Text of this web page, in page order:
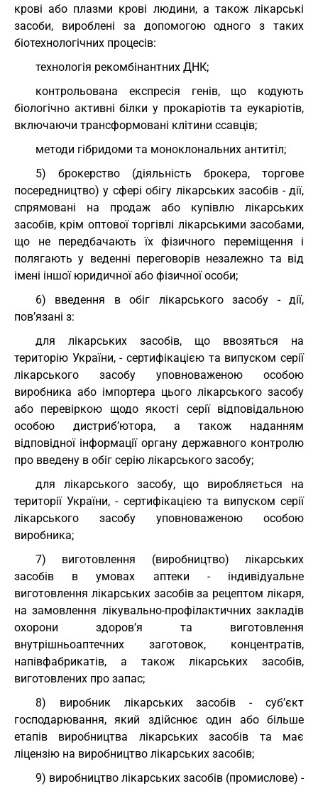
крові або плазми крові людини, а також лікарські
засоби, вироблені за допомогою одного з таких
біотехнологічних процесів:
технологія рекомбінантних ДНК;
контрольована експресія генів, що кодують
біологічно активні білки у прокаріотів та еукаріотів,
включаючи трансформовані клітини ссавців;
методи гібридоми та моноклональних антитіл;
5) брокерство (діяльність брокера, торгове
посередництво) у сфері обігу лікарських засобів - дії,
спрямовані на продаж або купівлю лікарських
засобів, крім оптової торгівлі лікарськими засобами,
що не передбачають їх фізичного переміщення і
полягають у веденні переговорів незалежно та від
імені іншої юридичної або фізичної особи;
6) введення в обіг лікарського засобу - дії,
пов’язані з:
для лікарських засобів, що ввозяться на
територію України, - сертифікацією та випуском серії
лікарського засобу уповноваженою особою
виробника або імпортера цього лікарського засобу
або перевіркою щодо якості серії відповідальною
особою дистриб’ютора, а також наданням
відповідної інформації органу державного контролю
про введену в обіг серію лікарського засобу;
для лікарського засобу, що виробляється на
території України, - сертифікацією та випуском серії
лікарського засобу уповноваженою особою
виробника;
7) виготовлення (виробництво) лікарських
засобів в умовах аптеки - індивідуальне
виготовлення лікарських засобів за рецептом лікаря,
на замовлення лікувально-профілактичних закладів
охорони здоров’я та виготовлення
внутрішньоаптечних заготовок, концентратів,
напівфабрикатів, а також лікарських засобів,
виготовлених про запас;
8) виробник лікарських засобів - суб’єкт
господарювання, який здійснює один або більше
етапів виробництва лікарських засобів та має
ліцензію на виробництво лікарських засобів;
9) виробництво лікарських засобів (промислове) -